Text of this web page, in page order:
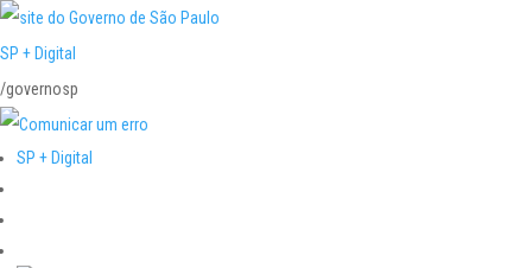
SP + Digital
/governosp
SP + Digital